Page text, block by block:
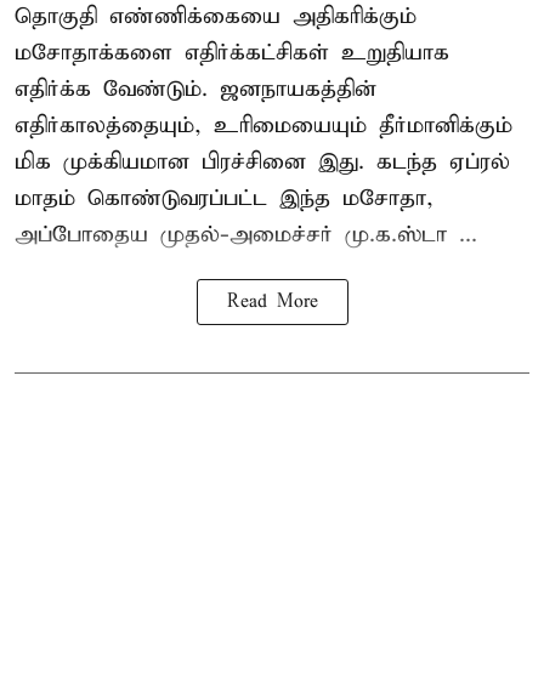
தொகுதி எண்ணிக்கையை அதிகரிக்கும்
மசோதாக்களை எதிர்க்கட்சிகள் உறுதியாக
எதிர்க்க வேண்டும். ஜனநாயகத்தின்
எதிர்காலத்தையும், உரிமையையும் தீர்மானிக்கும்
மிக முக்கியமான பிரச்சினை இது. கடந்த ஏப்ரல்
மாதம் கொண்டுவரப்பட்ட இந்த மசோதா,
அப்போதைய முதல்-அமைச்சர் மு.க.ஸ்டா ...
Read More